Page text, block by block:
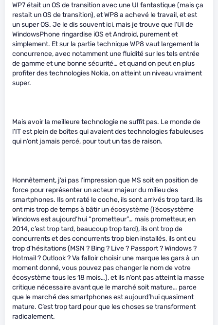
WP7 était un OS de transition avec une UI fantastique (mais ça
restait un OS de transition), et WP8 a achevé le travail, et est
un super OS. Je le dis souvent ici, mais je trouve que l’UI de
WindowsPhone ringardise iOS et Android, purement et
simplement. Et sur la partie technique WP8 vaut largement la
concurrence, avec notamment une fluidité sur les tels entrée
de gamme et une bonne sécurité… et quand on peut en plus
profiter des technologies Nokia, on atteint un niveau vraiment
super.
Mais avoir la meilleure technologie ne suffit pas. Le monde de
l’IT est plein de boîtes qui avaient des technologies fabuleuses
qui n’ont jamais percé, pour tout un tas de raison.
Honnêtement, j’ai pas l’impression que MS soit en position de
force pour représenter un acteur majeur du milieu des
smartphones. Ils ont raté le coche, ils sont arrivés trop tard, ils
ont mis trop de temps à bâtir un écosystème (l’écosystème
Windows est aujourd’hui “prometteur”… mais prometteur, en
2014, c’est trop tard, beaucoup trop tard), ils ont trop de
concurrents et des concurrents trop bien installés, ils ont eu
trop d’hésitations (MSN ? Bing ? Live ? Passport ? Windows ?
Hotmail ? Outlook ? Va falloir choisir une marque les gars à un
moment donné, vous pouvez pas changer le nom de votre
écosystème tous les 18 mois…), et ils n’ont pas atteint la masse
critique nécessaire avant que le marché soit mature… parce
que le marché des smartphones est aujourd’hui quasiment
mature. C’est trop tard pour que les choses se transforment
radicalement.